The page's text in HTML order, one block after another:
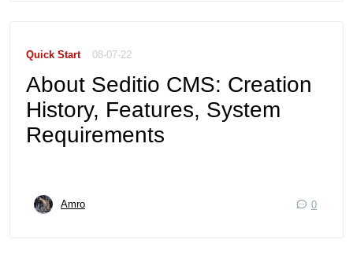
Quick Start 08-07-22
About Seditio CMS: Creation
History, Features, System
Requirements
Amro 0